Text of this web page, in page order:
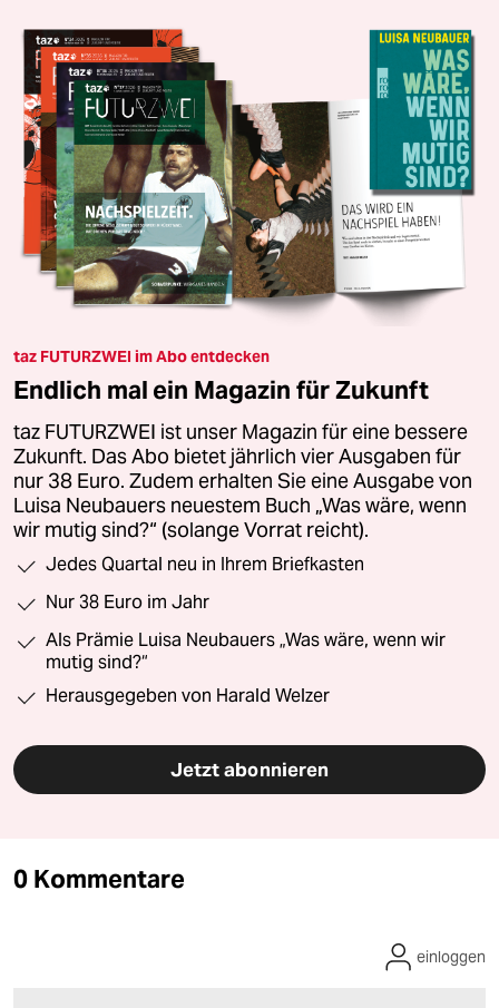
taz FUTURZWEI im Abo entdecken
Endlich mal ein Magazin für Zukunft
taz FUTURZWEI ist unser Magazin für eine bessere
Zukunft. Das Abo bietet jährlich vier Ausgaben für
nur 38 Euro. Zudem erhalten Sie eine Ausgabe von
Luisa Neubauers neuestem Buch „Was wäre, wenn
wir mutig sind?“ (solange Vorrat reicht).
Jedes Quartal neu in Ihrem Briefkasten
Nur 38 Euro im Jahr
Als Prämie Luisa Neubauers „Was wäre, wenn wir
mutig sind?“
Herausgegeben von Harald Welzer
Jetzt abonnieren
0 Kommentare
einloggen